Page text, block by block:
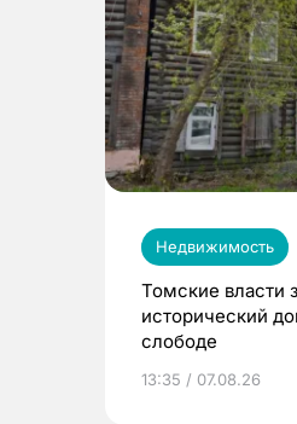
Недвижимость
Томские власти
исторический
слободе
13:35 / 07.08.26